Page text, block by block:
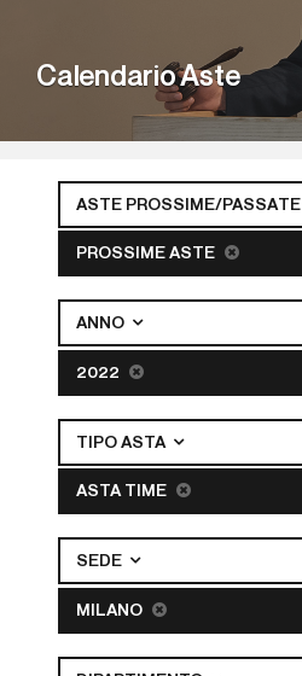
Calendario Aste
ASTE PROSSIME/PASSATE
PROSSIME ASTE
ANNO
2022
TIPO ASTA
ASTA TIME
SEDE
MILANO